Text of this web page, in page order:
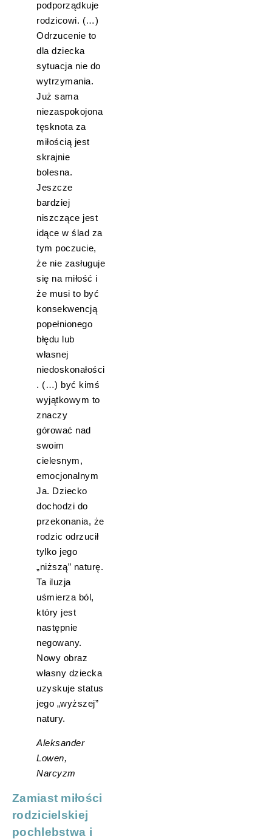
podporządkuje
rodzicowi. (…)
Odrzucenie to
dla dziecka
sytuacja nie do
wytrzymania.
Już sama
niezaspokojona
tęsknota za
miłością jest
skrajnie
bolesna.
Jeszcze
bardziej
niszczące jest
idące w ślad za
tym poczucie,
że nie zasługuje
się na miłość i
że musi to być
konsekwencją
popełnionego
błędu lub
własnej
niedoskonałości
. (…) być kimś
wyjątkowym to
znaczy
górować nad
swoim
cielesnym,
emocjonalnym
Ja. Dziecko
dochodzi do
przekonania, że
rodzic odrzucił
tylko jego
„niższą” naturę.
Ta iluzja
uśmierza ból,
który jest
następnie
negowany.
Nowy obraz
własny dziecka
uzyskuje status
jego „wyższej”
natury.
Aleksander
Lowen,
Narcyzm
Zamiast miłości
rodzicielskiej
pochlebstwa i